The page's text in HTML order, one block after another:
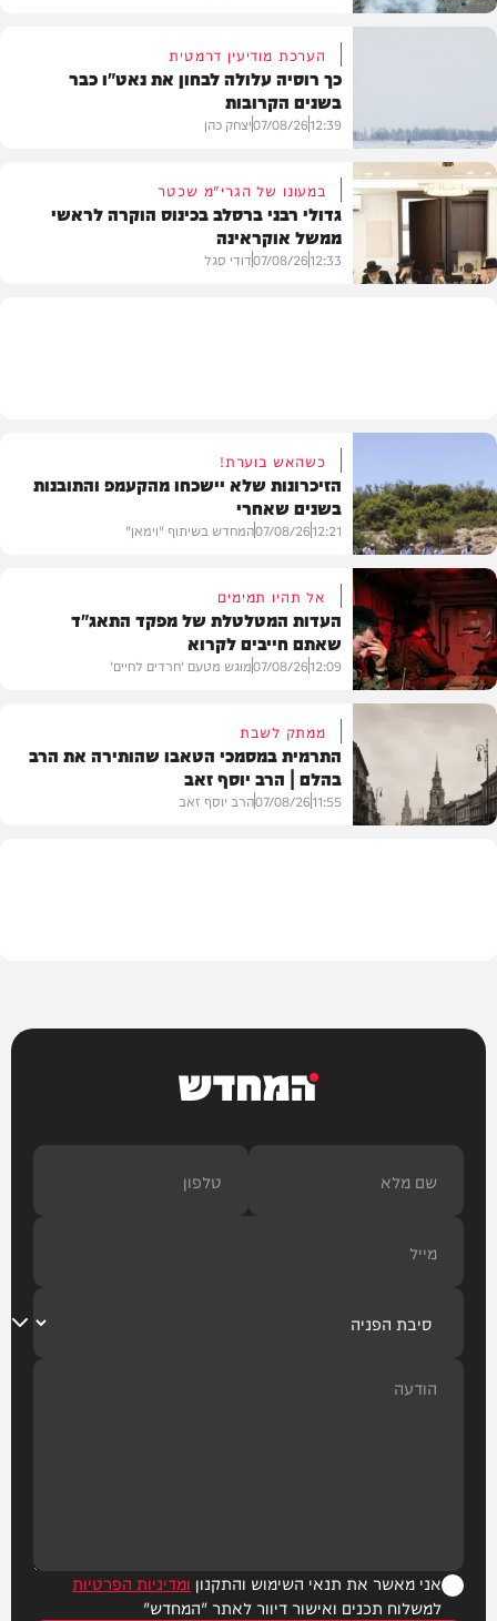
הערכת מודיעין דרמטית
כך רוסיה עלולה לבחון את נאט"ו כבר
בשנים הקרובות
12:39
07/08/26יצחק כהן
במעונו של הגרי"מ שכטר
גדולי רבני ברסלב בכינוס הוקרה לראשי
ממשל אוקראינה
12:33
07/08/26דודי סגל
וידאו
כשהאש בוערת!
הזיכרונות שלא יישכחו מהקעמפ והתובנות
בשנים שאחרי
12:21
07/08/26המחדש בשיתוף "וימאן"
דעות
אל תהיו תמימים
העדות המטלטלת של מפקד התאג"ד
שאתם חייבים לקרוא
12:09
07/08/26מוגש מטעם 'חרדים לחיים'
ממתק לשבת
התרמית במסמכי הטאבו שהותירה את הרב
בהלם | הרב יוסף זאב
11:55
07/08/26הרב יוסף זאב
המחדש
אני מאשר את תנאי השימוש והתקנון ומדיניות הפרטיות
למשלוח תכנים ואישור דיוור לאתר "המחדש"